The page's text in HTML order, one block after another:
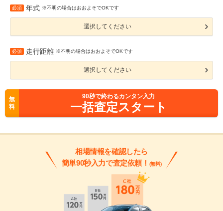
必須 年式 ※不明の場合はおおよそでOKです
選択してください
必須 走行距離 ※不明の場合はおおよそでOKです
選択してください
無
料
90秒で終わるカンタン入力
一括査定スタート
相場情報を確認したら
簡単90秒入力で査定依頼！ (無料)